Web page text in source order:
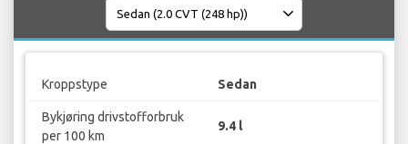
Kroppstype Sedan
Bykjøring drivstofforbruk
per 100 km
9.4 l